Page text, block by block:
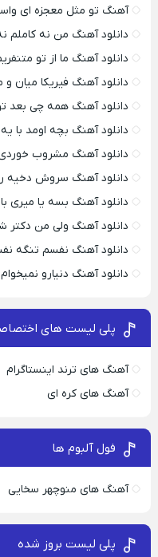
آهنگ تو مثل معجزه ای
دانلود آهنگ من نه کاملم
دانلود آهنگ ما از تو
دانلود آهنگ فیریکا میان
دانلود آهنگ همه چی بعد
دانلود آهنگ بچه اومد با
دانلود آهنگ مشروب
دانلود آهنگ سروش
دانلود آهنگ بسه یا میری
دانلود آهنگ ولی من
دانلود آهنگ نفسم تنگه
دانلود آهنگ دنیارو
پلی لیست های
آهنگ های ترند اینستاگرام
آهنگ های کره ای
فول آلبوم ها
آهنگ های منوچهر سخایی
پلی لیست بروز شده